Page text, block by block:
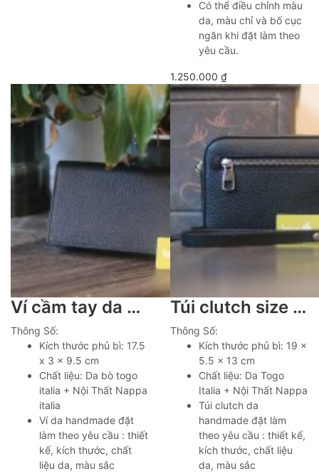
Có thể điều chỉnh màu
da, màu chỉ và bố cục
ngăn khi đặt làm theo
yêu cầu.
1.250.000 ₫
Ví cầm tay da bò togo chế tác theo yêu cầu Lano VCTK016
Thông Số:
Kích thước phủ bì: 17.5
x 3 x 9.5 cm
Chất liệu: Da bò togo
italia + Nội Thất Nappa
italia
Ví da handmade đặt
làm theo yêu cầu : thiết
kế, kích thước, chất
liệu da, màu sắc
Túi clutch size 19 da togo Italia khâu tay thủ công Lano CLTK030
Thông Số:
Kích thước phủ bì: 19 x
5.5 x 13 cm
Chất liệu: Da Togo
Italia + Nội Thất Nappa
Túi clutch da
handmade đặt làm
theo yêu cầu : thiết kế,
kích thước, chất liệu
da, màu sắc